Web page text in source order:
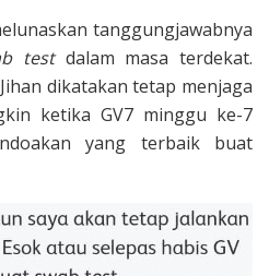
tanggungjawabnya
testdalam masa terdekat.
dikatakan tetap menjaga
ketika GV7 minggu ke-7
yang terbaik buat